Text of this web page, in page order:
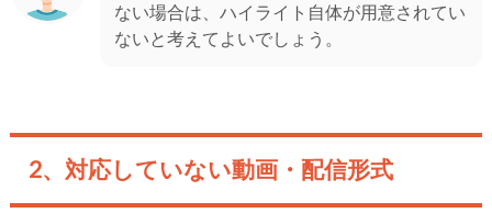
ない場合は、ハイライト自体が用意されてい
ないと考えてよいでしょう。
2、対応していない動画・配信形式